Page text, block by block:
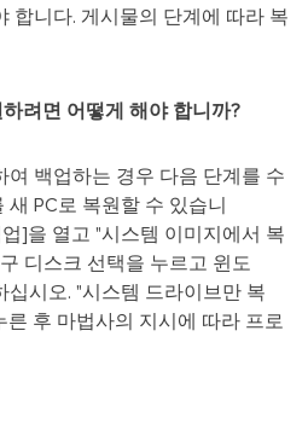
합니다. 게시물의 단계에 따라 복
려면 어떻게 해야 합니까?
여 백업하는 경우 다음 단계를 수
PC로 복원할 수 있습니
]을 열고 "시스템 이미지에서 복
디스크 선택을 누르고 윈도
십시오. "시스템 드라이브만 복
른 후 마법사의 지시에 따라 프로